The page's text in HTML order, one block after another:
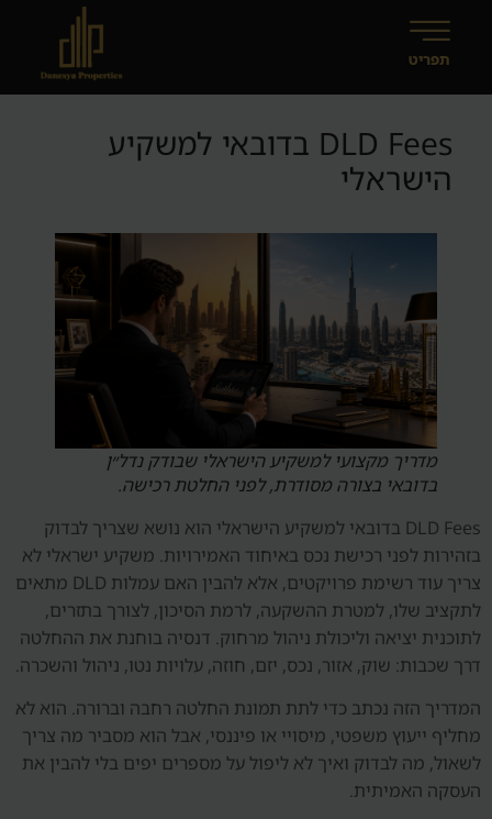
DLD Fees בדובאי למשקיע
הישראלי
מדריך מקצועי למשקיע הישראלי שבודק נדל״ן
בדובאי בצורה מסודרת, לפני החלטת רכישה.
DLD Fees בדובאי למשקיע הישראלי הוא נושא שצריך לבדוק
בזהירות לפני רכישת נכס באיחוד האמירויות. משקיע ישראלי לא
צריך עוד רשימת פרויקטים, אלא להבין האם עמלות DLD מתאים
לתקציב שלו, למטרת ההשקעה, לרמת הסיכון, לצורך בתזרים,
לתוכנית יציאה וליכולת ניהול מרחוק. דנסיה בוחנת את ההחלטה
דרך שכבות: שוק, אזור, נכס, יזם, חוזה, עלויות נטו, ניהול והשכרה.
המדריך הזה נכתב כדי לתת תמונת החלטה רחבה וברורה. הוא לא
מחליף ייעוץ משפטי, מיסויי או פיננסי, אבל הוא מסביר מה צריך
לשאול, מה לבדוק ואיך לא ליפול על מספרים יפים בלי להבין את
העסקה האמיתית.